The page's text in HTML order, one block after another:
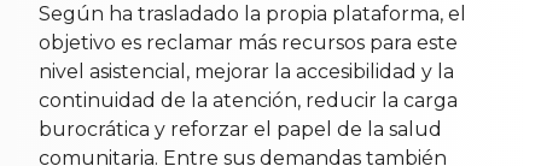
Según ha trasladado la propia plataforma, el
objetivo es reclamar más recursos para este
nivel asistencial, mejorar la accesibilidad y la
continuidad de la atención, reducir la carga
burocrática y reforzar el papel de la salud
comunitaria. Entre sus demandas también